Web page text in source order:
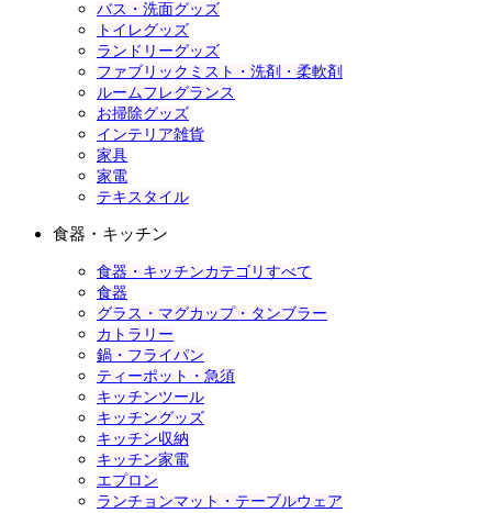
バス・洗面グッズ
トイレグッズ
ランドリーグッズ
ファブリックミスト・洗剤・柔軟剤
ルームフレグランス
お掃除グッズ
インテリア雑貨
家具
家電
テキスタイル
食器・キッチン
食器・キッチンカテゴリすべて
食器
グラス・マグカップ・タンブラー
カトラリー
鍋・フライパン
ティーポット・急須
キッチンツール
キッチングッズ
キッチン収納
キッチン家電
エプロン
ランチョンマット・テーブルウェア